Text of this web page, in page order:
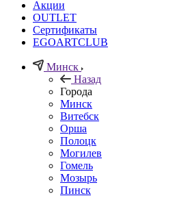
Акции
OUTLET
Сертификаты
EGOARTCLUB
Минск
Назад
Города
Минск
Витебск
Орша
Полоцк
Могилев
Гомель
Мозырь
Пинск